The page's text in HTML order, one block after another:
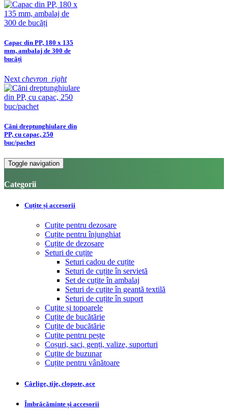
Capac din PP, 180 x 135
mm, ambalaj de 300 de
bucăți
Next chevron_right
Căni dreptunghiulare din
PP, cu capac, 250
buc/pachet
Toggle navigation
Categorii
Cuțite și accesorii
Cuțite pentru dezosare
Cuțite pentru înjunghiat
Cuțite de dezosare
Seturi de cuțite
Seturi cadou de cuțite
Seturi de cuțite în servietă
Set de cuțite în ambalaj
Seturi de cuțite în geantă textilă
Seturi de cuțite în suport
Cuțite și topoarele
Cuțite de bucătărie
Cuțite de bucătărie
Cuțite pentru pește
Coșuri, saci, genți, valize, suporturi
Cuțite de buzunar
Cuțite pentru vânătoare
Cârlige, tije, clopote, ace
Îmbrăcăminte și accesorii